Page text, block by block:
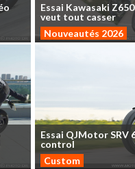
Essai Kawasaki
veut tout casser
Nouveautés 2026
Essai QJMotorSRV
control
Custom